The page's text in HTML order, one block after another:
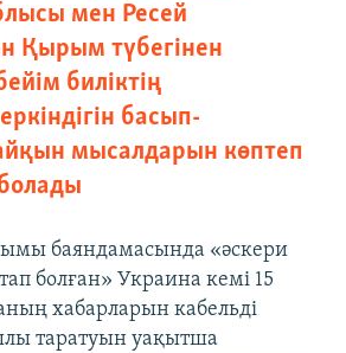
мен Ресей
Қырым түбегінен
биліктің
басып-
мысалдарын көптеп
баяндамасында «әскери
болған» Украина кемі 15
хабарларын кабельді
таратуын уақытша